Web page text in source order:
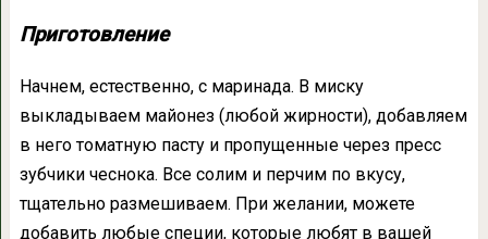
Приготовление
Начнем, естественно, с маринада. В миску
выкладываем майонез (любой жирности), добавляем
в него томатную пасту и пропущенные через пресс
зубчики чеснока. Все солим и перчим по вкусу,
тщательно размешиваем. При желании, можете
добавить любые специи, которые любят в вашей